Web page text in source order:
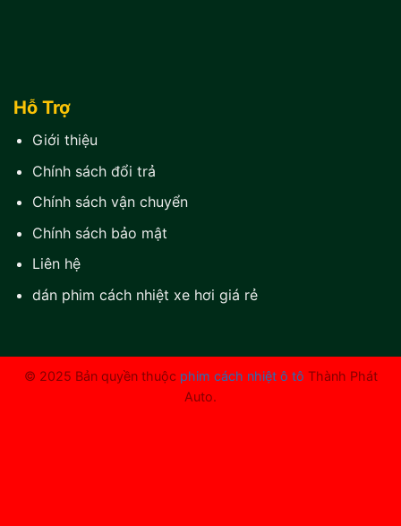
Hỗ Trợ
Giới thiệu
Chính sách đổi trả
Chính sách vận chuyển
Chính sách bảo mật
Liên hệ
dán phim cách nhiệt xe hơi giá rẻ
© 2025 Bản quyền thuộc phim cách nhiệt ô tô Thành Phát
Auto.